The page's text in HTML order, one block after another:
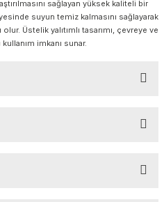
sağlayan yüksek kaliteli bir
suyun temiz kalmasını sağlayarak
Üstelik yalıtımlı tasarımı, çevreye ve
imkanı sunar.